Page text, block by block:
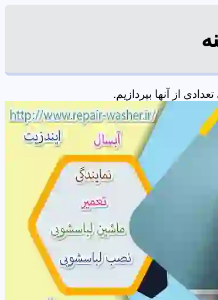
از آنها بپردازیم.